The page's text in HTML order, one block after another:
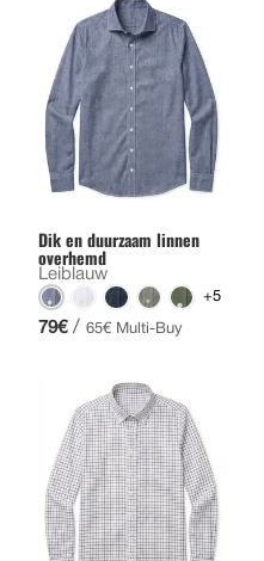
Dik en duurzaam linnen
overhemd
Leiblauw
+5
79€ / 65€ Multi-Buy